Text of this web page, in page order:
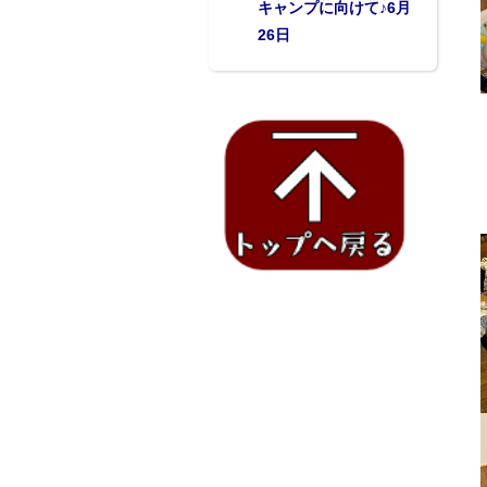
キャンプに向けて♪6月
26日